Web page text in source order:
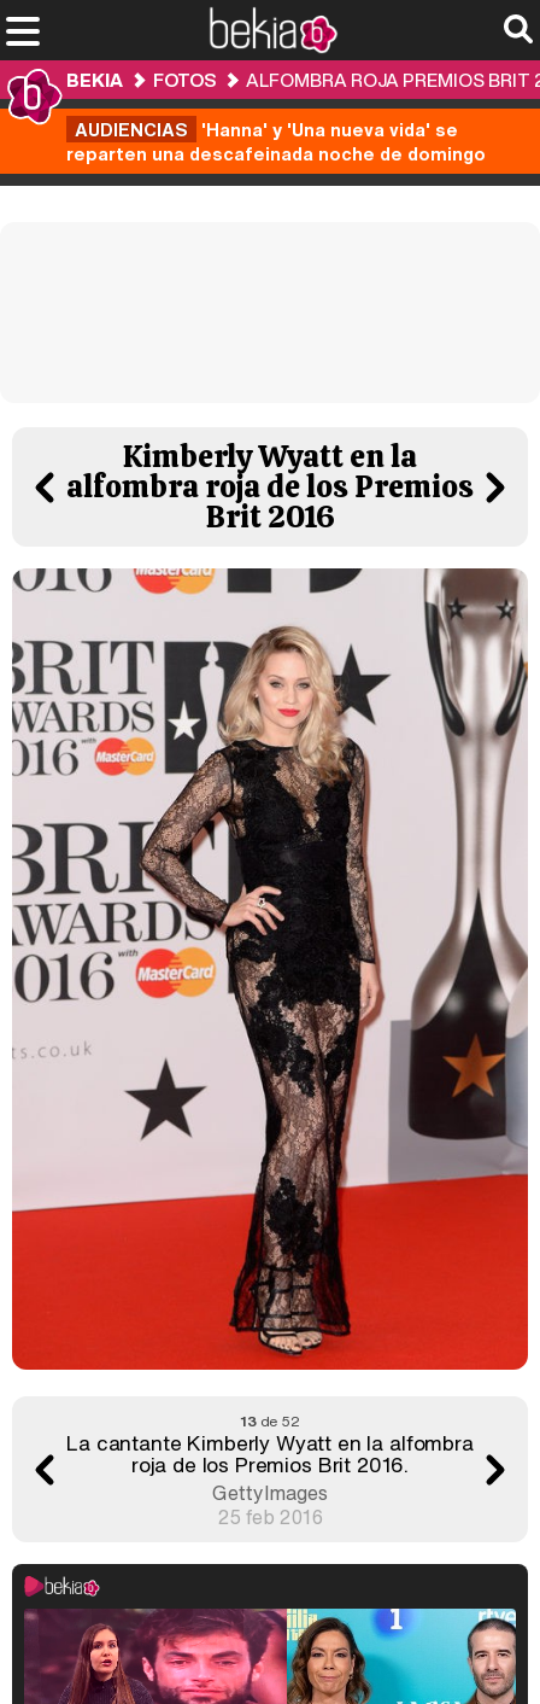
BEKIA FOTOS
ALFOMBRA ROJA PREMIOS BRIT
AUDIENCIAS 'Hanna' y 'Una nueva vida' se
reparten una descafeinada noche de domingo
Kimberly Wyatt en la
alfombra roja de los Premios
Brit 2016
13de 52
La cantante Kimberly Wyatt en la alfombra
roja de los Premios Brit 2016.
GettyImages
25 feb 2016